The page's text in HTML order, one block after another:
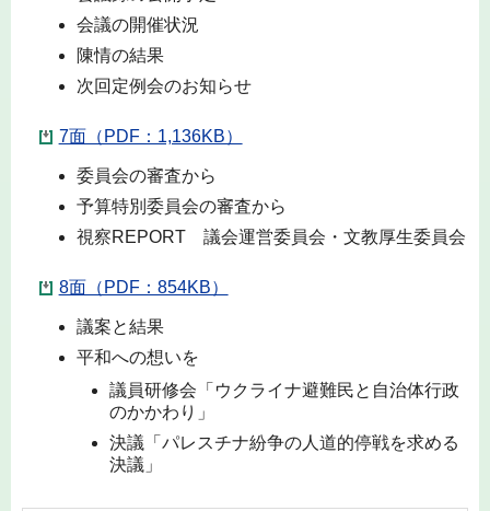
会議の開催状況
陳情の結果
次回定例会のお知らせ
7面（PDF：1,136KB）
委員会の審査から
予算特別委員会の審査から
視察REPORT 議会運営委員会・文教厚生委員会
8面（PDF：854KB）
議案と結果
平和への想いを
議員研修会「ウクライナ避難民と自治体行政
のかかわり」
決議「パレスチナ紛争の人道的停戦を求める
決議」